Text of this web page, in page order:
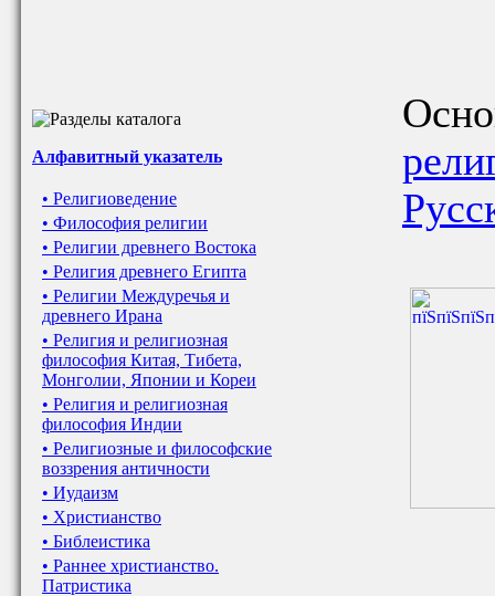
Алфавитный указатель
• Религиоведение
• Философия религии
• Религии древнего Востока
• Религия древнего Египта
• Религии Междуречья и
древнего Ирана
• Религия и религиозная
философия Китая, Тибета,
Монголии, Японии и Кореи
• Религия и религиозная
философия Индии
• Религиозные и философские
воззрения античности
• Иудаизм
• Христианство
• Библеистика
• Раннее христианство.
Патристика